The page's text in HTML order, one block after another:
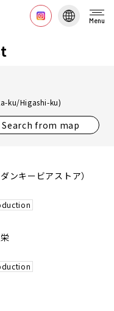
Menu
ku/Higashi-ku)
Search from map
キービアストア）